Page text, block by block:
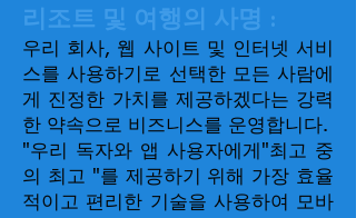
리조트 및 여행의 사명 :
우리 회사, 웹 사이트 및 인터넷 서비
스를 사용하기로 선택한 모든 사람에
게 진정한 가치를 제공하겠다는 강력
한 약속으로 비즈니스를 운영합니다.
"우리 독자와 앱 사용자에게"최고 중
의 최고 "를 제공하기 위해 가장 효율
적이고 편리한 기술을 사용하여 모바